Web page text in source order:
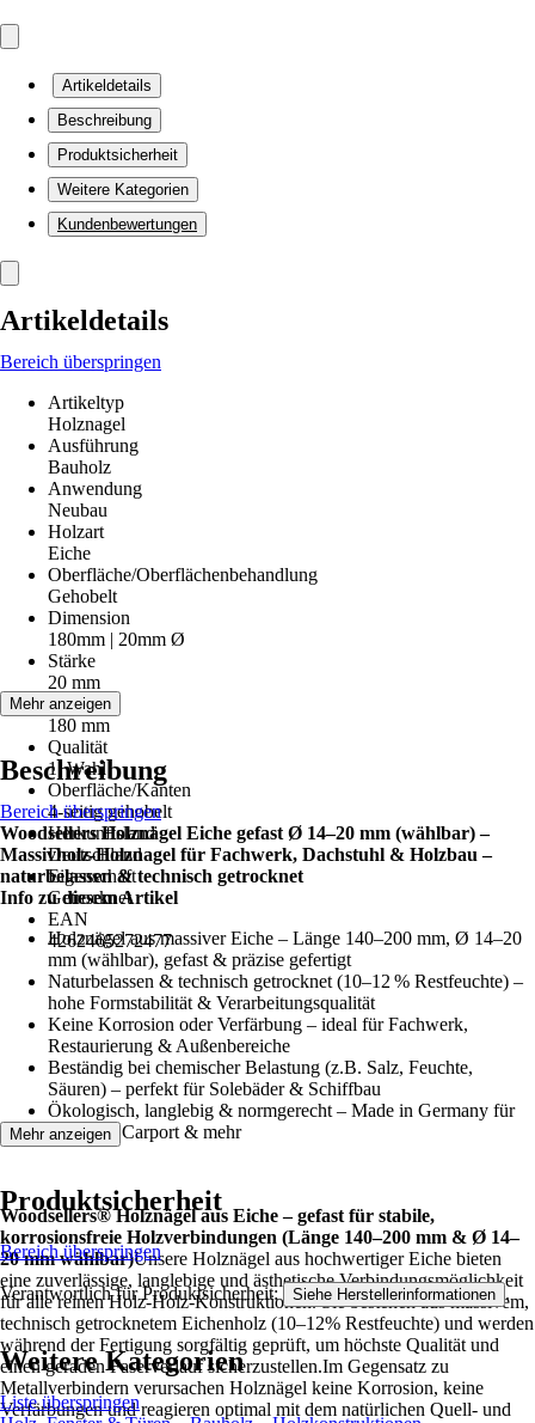
Artikeldetails
Beschreibung
Produktsicherheit
Weitere Kategorien
Kundenbewertungen
Artikeldetails
Bereich überspringen
Artikeltyp
Holznagel
Ausführung
Bauholz
Anwendung
Neubau
Holzart
Eiche
Oberfläche/Oberflächenbehandlung
Gehobelt
Dimension
180mm | 20mm Ø
Stärke
20 mm
Länge
180 mm
Qualität
1. Wahl
Oberfläche/Kanten
4-seitig gehobelt
Herkunftsland
Deutschland
Eigenschaft
Getrocknet
EAN
4262465272477
Mehr anzeigen
Beschreibung
Bereich überspringen
Woodsellers Holznägel Eiche gefast Ø 14–20 mm (wählbar) –
Massivholz-Holznagel für Fachwerk, Dachstuhl & Holzbau –
naturbelassen & technisch getrocknet
Info zu diesem Artikel
Holznägel aus massiver Eiche – Länge 140–200 mm, Ø 14–20
mm (wählbar), gefast & präzise gefertigt
Naturbelassen & technisch getrocknet (10–12 % Restfeuchte) –
hohe Formstabilität & Verarbeitungsqualität
Keine Korrosion oder Verfärbung – ideal für Fachwerk,
Restaurierung & Außenbereiche
Beständig bei chemischer Belastung (z.B. Salz, Feuchte,
Säuren) – perfekt für Solebäder & Schiffbau
Ökologisch, langlebig & normgerecht – Made in Germany für
Holzbau, Carport & mehr
Woodsellers® Holznägel aus Eiche – gefast für stabile,
korrosionsfreie Holzverbindungen (Länge 140–200 mm & Ø 14–
20 mm wählbar)Unsere Holznägel aus hochwertiger Eiche bieten
eine zuverlässige, langlebige und ästhetische Verbindungsmöglichkeit
für alle reinen Holz-Holz-Konstruktionen. Sie bestehen aus massivem,
technisch getrocknetem Eichenholz (10–12% Restfeuchte) und werden
während der Fertigung sorgfältig geprüft, um höchste Qualität und
einen geraden Faserverlauf sicherzustellen.Im Gegensatz zu
Metallverbindern verursachen Holznägel keine Korrosion, keine
Verfärbungen und reagieren optimal mit dem natürlichen Quell- und
Mehr anzeigen
Produktsicherheit
Bereich überspringen
Verantwortlich für Produktsicherheit: Siehe Herstellerinformationen .
Weitere Kategorien
Liste überspringen